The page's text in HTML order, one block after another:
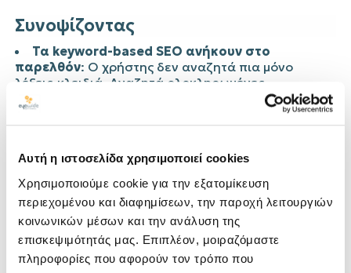
Αυτή η ιστοσελίδα χρησιμοποιεί cookies
Χρησιμοποιούμε cookie για την εξατομίκευση
περιεχομένου και διαφημίσεων, την παροχή λειτουργιών
κοινωνικών μέσων και την ανάλυση της
επισκεψιμότητάς μας. Επιπλέον, μοιραζόμαστε
πληροφορίες που αφορούν τον τρόπο που
Συνοψίζοντας
Τα keyword-based SEO ανήκουν στο
παρελθόν: Ο χρήστης δεν αναζητά πια μόνο
λέξεις-κλειδιά. Αναζητά ολοκληρωμένες
απαντήσεις.
AI μαζί με FAQ και Schema markup
= αυξημένη
ορατότητα στις μηχανές που βασίζονται σε AI.
Η επόμενη βάση για την ψηφιακή στρατηγική
ξενοδοχείων.
Η μετάβαση περιλαμβάνει αναθεώρηση
στρατηγικής, εκπαιδεύσεις, προσθήκη δομημένης
πληροφορίας, και εποπτεία της AI παρουσίας.